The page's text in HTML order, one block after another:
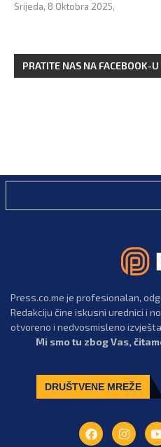
Srijeda, 8 Oktobra 2025,
PRATITE NAS NA FACEBOOK-U
Press.co.me je profesionalan,
Redakciju čine iskusni urednici i
otvoreno i nedvosmisleno
Mi smo tu zbog Vas,
DRUŠTVENE MREŽE